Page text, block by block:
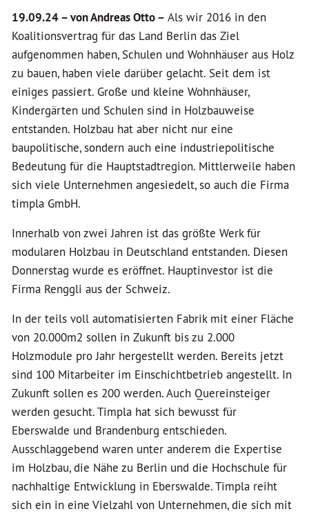
19.09.24 –von Andreas Otto – Als wir 2016 in den
Koalitionsvertrag für das Land Berlin das Ziel
aufgenommen haben, Schulen und Wohnhäuser aus Holz
zu bauen, haben viele darüber gelacht. Seit dem ist
einiges passiert. Große und kleine Wohnhäuser,
Kindergärten und Schulen sind in Holzbauweise
entstanden. Holzbau hat aber nicht nur eine
baupolitische, sondern auch eine industriepolitische
Bedeutung für die Hauptstadtregion. Mittlerweile haben
sich viele Unternehmen angesiedelt, so auch die Firma
timpla GmbH.
Innerhalb von zwei Jahren ist das größte Werk für
modularen Holzbau in Deutschland entstanden. Diesen
Donnerstag wurde es eröffnet. Hauptinvestor ist die
Firma Renggli aus der Schweiz.
In der teils voll automatisierten Fabrik mit einer Fläche
von 20.000m2 sollen in Zukunft bis zu 2.000
Holzmodule pro Jahr hergestellt werden. Bereits jetzt
sind 100 Mitarbeiter im Einschichtbetrieb angestellt. In
Zukunft sollen es 200 werden. Auch Quereinsteiger
werden gesucht. Timpla hat sich bewusst für
Eberswalde und Brandenburg entschieden.
Ausschlaggebend waren unter anderem die Expertise
im Holzbau, die Nähe zu Berlin und die Hochschule für
nachhaltige Entwicklung in Eberswalde. Timpla reiht
sich ein in eine Vielzahl von Unternehmen, die sich mit